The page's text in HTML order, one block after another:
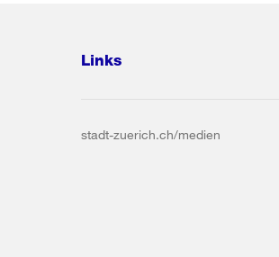
Links
stadt-zuerich.ch/medien